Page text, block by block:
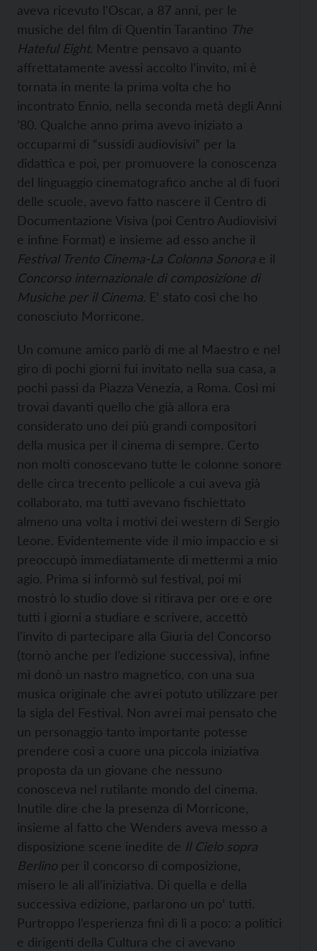
aveva ricevuto l'Oscar, a 87 anni, per le
musiche del film di Quentin Tarantino The
Hateful Eight. Mentre pensavo a quanto
affrettatamente avessi accolto l’invito, mi è
tornata in mente la prima volta che ho
incontrato Ennio, nella seconda metà degli Anni
’80. Qualche anno prima avevo iniziato a
occuparmi di “sussidi audiovisivi” per la
didattica e poi, per promuovere la conoscenza
del linguaggio cinematografico anche al di fuori
delle scuole, avevo fatto nascere il Centro di
Documentazione Visiva (poi Centro Audiovisivi
e infine Format) e insieme ad esso anche il
Festival Trento Cinema-La Colonna Sonora e il
Concorso internazionale di composizione di
Musiche per il Cinema. E’ stato così che ho
conosciuto Morricone.
Un comune amico parlò di me al Maestro e nel
giro di pochi giorni fui invitato nella sua casa, a
pochi passi da Piazza Venezia, a Roma. Così mi
trovai davanti quello che già allora era
considerato uno dei più grandi compositori
della musica per il cinema di sempre. Certo
non molti conoscevano tutte le colonne sonore
delle circa trecento pellicole a cui aveva già
collaborato, ma tutti avevano fischiettato
almeno una volta i motivi dei western di Sergio
Leone. Evidentemente vide il mio impaccio e si
preoccupò immediatamente di mettermi a mio
agio. Prima si informò sul festival, poi mi
mostrò lo studio dove si ritirava per ore e ore
tutti i giorni a studiare e scrivere, accettò
l’invito di partecipare alla Giuria del Concorso
(tornò anche per l’edizione successiva), infine
mi donò un nastro magnetico, con una sua
musica originale che avrei potuto utilizzare per
la sigla del Festival. Non avrei mai pensato che
un personaggio tanto importante potesse
prendere così a cuore una piccola iniziativa
proposta da un giovane che nessuno
conosceva nel rutilante mondo del cinema.
Inutile dire che la presenza di Morricone,
insieme al fatto che Wenders aveva messo a
disposizione scene inedite de Il Cielo sopra
Berlino per il concorso di composizione,
misero le ali all’iniziativa. Di quella e della
successiva edizione, parlarono un po’ tutti.
Purtroppo l’esperienza finì di lì a poco: a politici
e dirigenti della Cultura che ci avevano